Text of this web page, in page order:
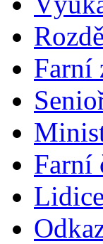
Farní
Farní
Lidice